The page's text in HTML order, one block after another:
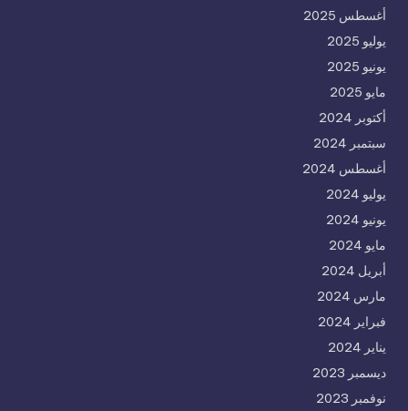
أغسطس 2025
يوليو 2025
يونيو 2025
مايو 2025
أكتوبر 2024
سبتمبر 2024
أغسطس 2024
يوليو 2024
يونيو 2024
مايو 2024
أبريل 2024
مارس 2024
فبراير 2024
يناير 2024
ديسمبر 2023
نوفمبر 2023